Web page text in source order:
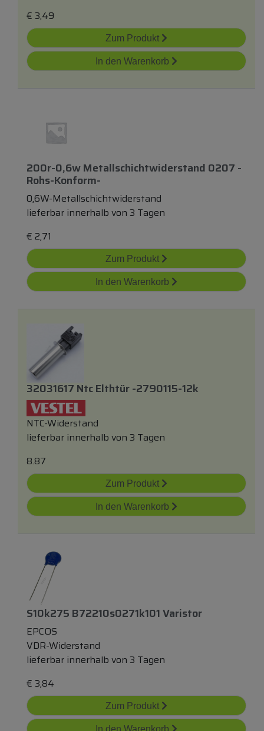
€ 3,49
Zum Produkt
In den Warenkorb
200r-0,6w Metallschichtwiderstand 0207 -
Rohs-Konform-
0,6W-Metallschichtwiderstand
lieferbar innerhalb von 3 Tagen
€ 2,71
Zum Produkt
In den Warenkorb
32031617 Ntc Elthtür -2790115-12k
NTC-Widerstand
lieferbar innerhalb von 3 Tagen
8.87
Zum Produkt
In den Warenkorb
S10k275 B72210s0271k101 Varistor
EPCOS
VDR-Widerstand
lieferbar innerhalb von 3 Tagen
€ 3,84
Zum Produkt